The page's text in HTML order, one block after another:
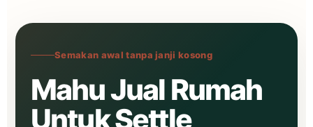
Semakan awal tanpa janji kosong
Mahu Jual Rumah
Untuk Settle